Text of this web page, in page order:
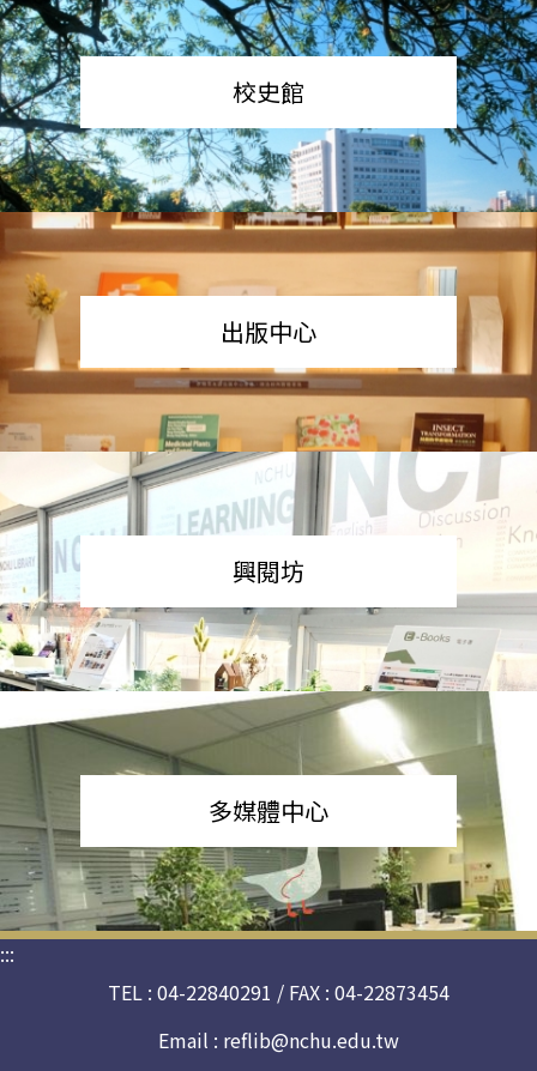
校史館
出版中心
興閱坊
多媒體中心
:::
TEL : 04-22840291 / FAX : 04-22873454
Email : reflib@nchu.edu.tw